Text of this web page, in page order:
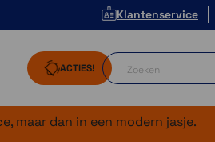
Klantenservice
ACTIES!
maar dan in een modern jasje.